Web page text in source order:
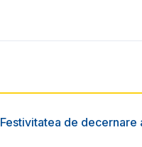
Festivitatea de decernare